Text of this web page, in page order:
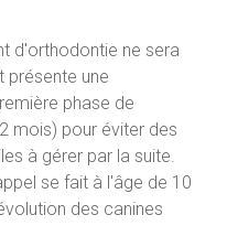
d'orthodontie ne sera
présente une
phase de
mois) pour éviter des
à gérer par la suite.
se fait à l'âge de 10
des canines